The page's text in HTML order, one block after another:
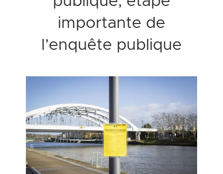
importante de
l’enquête publique